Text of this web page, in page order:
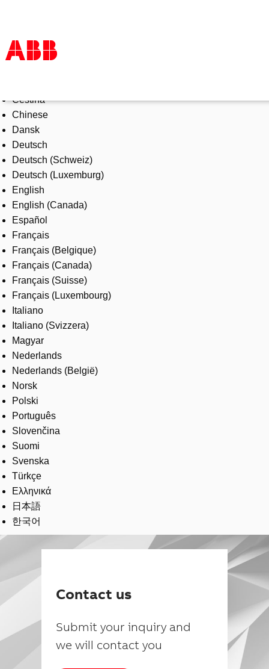
Products & Solutions
Industries
Services
About us
Where to buy
Contact us
Careers
Čeština
Chinese
Dansk
Deutsch
Deutsch (Schweiz)
Deutsch (Luxemburg)
English
English (Canada)
Español
Français
Français (Belgique)
Français (Canada)
Français (Suisse)
Français (Luxembourg)
Italiano
Italiano (Svizzera)
Magyar
Nederlands
Nederlands (België)
Norsk
Polski
Português
Slovenčina
Suomi
Svenska
Türkçe
Ελληνικά
日本語
한국어
Contact us
Submit your inquiry and
we will contact you